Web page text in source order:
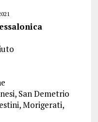
San Demetrio
Morigerati,